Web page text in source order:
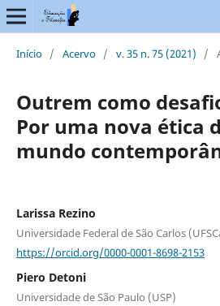
Início / Acervo / v. 35 n. 75 (2021) /
Outrem como
Por uma nova ética
mundo
Larissa Rezino
Universidade Federal de São Carlos
https://orcid.org/0000-0001-8698-2153
Piero Detoni
Universidade de São Paulo (USP)